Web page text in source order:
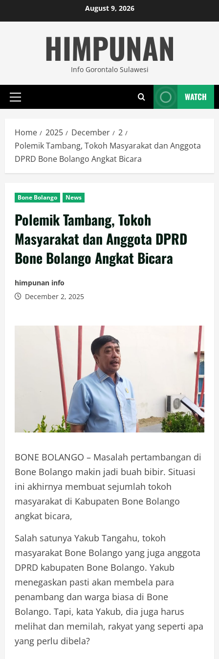
to
August 9, 2026
HIMPUNAN
Info Gorontalo Sulawesi
Primary
WATCH
Home 2025 December
2
Polemik Tambang, Tokoh Masyarakat dan Anggota
DPRD Bone Bolango Angkat Bicara
Bone Bolango News
Polemik Tambang, Tokoh
Masyarakat dan Anggota DPRD
Bone Bolango Angkat Bicara
himpunan info
December 2, 2025
BONE BOLANGO – Masalah pertambangan di
Bone Bolango makin jadi buah bibir. Situasi
ini akhirnya membuat sejumlah tokoh
masyarakat di Kabupaten Bone Bolango
angkat bicara,
Salah satunya Yakub Tangahu, tokoh
masyarakat Bone Bolango yang juga anggota
DPRD kabupaten Bone Bolango. Yakub
menegaskan pasti akan membela para
penambang dan warga biasa di Bone
Bolango. Tapi, kata Yakub, dia juga harus
melihat dan memilah, rakyat yang seperti apa
yang perlu dibela?